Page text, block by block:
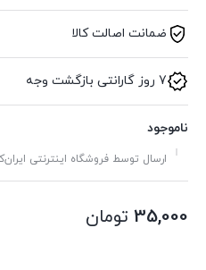
ضمانت اصالت کالا
7 روز گارانتی بازگشت وجه
ناموجود
ارسال توسط فروشگاه اینترنتی
35,000 تومان